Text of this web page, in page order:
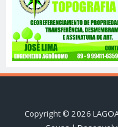
Copyright © 2026